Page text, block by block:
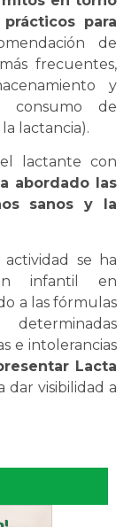
para
de
frecuentes,
y
consumo de
lactancia).
lactante con
abordado las
sanos y la
se ha
infantil en
a las fórmulas
e intolerancias
Lacta
dar visibilidad a